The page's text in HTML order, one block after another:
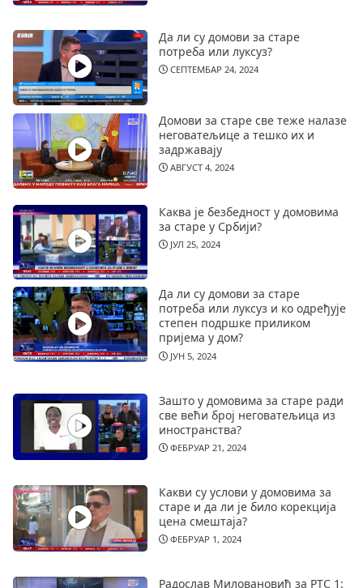
Да ли су домови за старе
потреба или луксуз?
СЕПТЕМБАР 24, 2024
Домови за старе све теже налазе
неговатељице а тешко их и
задржавају
АВГУСТ 4, 2024
Каква је безбедност у домовима
за старе у Србији?
ЈУЛ 25, 2024
Да ли су домови за старе
потреба или луксуз и ко одређује
степен подршке приликом
пријема у дом?
ЈУН 5, 2024
Зашто у домовима за старе ради
све већи број неговатељица из
иностранства?
ФЕБРУАР 21, 2024
Какви су услови у домовима за
старе и да ли је било корекција
цена смештаја?
ФЕБРУАР 1, 2024
Радослав Миловановић за РТС 1: